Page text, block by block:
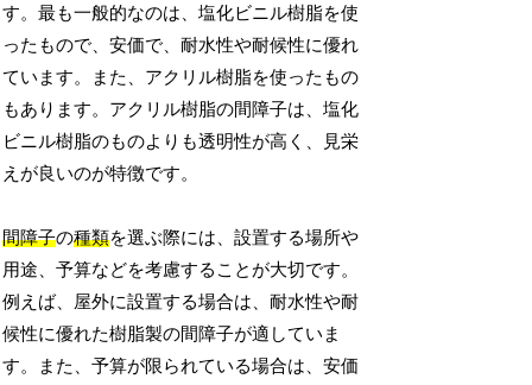
す。最も一般的なのは、塩化ビニル樹脂を使
ったもので、安価で、耐水性や耐候性に優れ
ています。また、アクリル樹脂を使ったもの
もあります。アクリル樹脂の間障子は、塩化
ビニル樹脂のものよりも透明性が高く、見栄
えが良いのが特徴です。
間障子の種類を選ぶ際には、設置する場所や
用途、予算などを考慮することが大切です。
例えば、屋外に設置する場合は、耐水性や耐
候性に優れた樹脂製の間障子が適していま
す。また、予算が限られている場合は、安価